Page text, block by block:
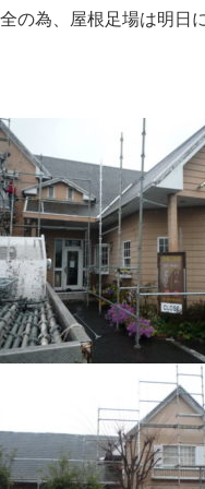
の為、屋根足場は明日